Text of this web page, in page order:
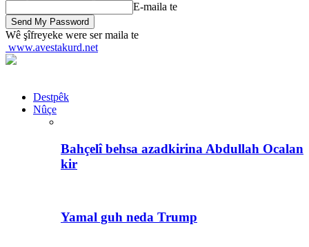
E-maila te
Wê şîfreyeke were ser maila te
www.avestakurd.net
Destpêk
Nûçe
Bahçelî behsa azadkirina Abdullah Ocalan
kir
Yamal guh neda Trump